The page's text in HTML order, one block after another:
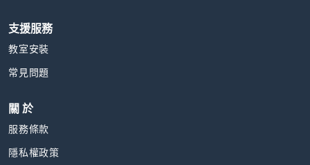
支援服務
教室安裝
常見問題
關 於
服務條款
隱私權政策